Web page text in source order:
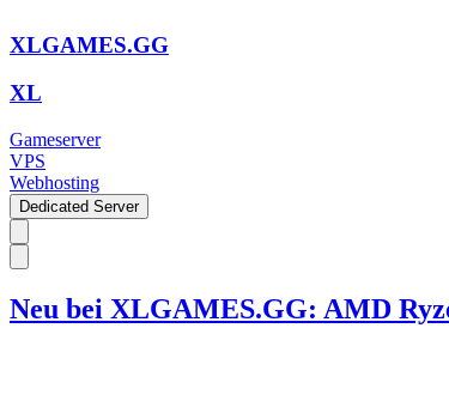
XLGAMES.GG
XL
Gameserver
VPS
Webhosting
Dedicated Server
Neu bei XLGAMES.GG: AMD